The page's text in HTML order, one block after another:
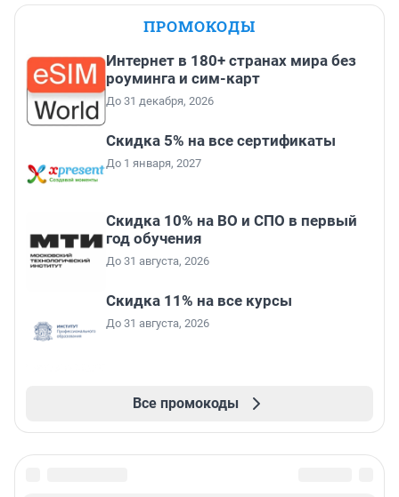
ПРОМОКОДЫ
Интернет в 180+ странах мира без
роуминга и сим-карт
До 31 декабря, 2026
Скидка 5% на все сертификаты
До 1 января, 2027
Скидка 10% на ВО и СПО в первый
год обучения
До 31 августа, 2026
Скидка 11% на все курсы
До 31 августа, 2026
Все промокоды